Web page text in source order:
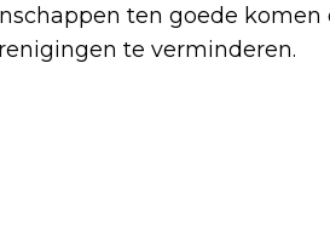
ten goede komen
te verminderen.